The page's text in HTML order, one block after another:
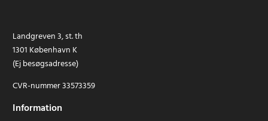
Landgreven 3, st. th
1301 København K
(Ej besøgsadresse)
CVR-nummer 33573359
Information